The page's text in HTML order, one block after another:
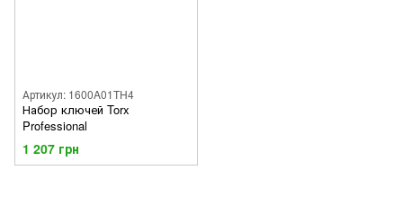
Артикул: 1600A01TH4
Набор ключей Torx
Professional
1 207 грн